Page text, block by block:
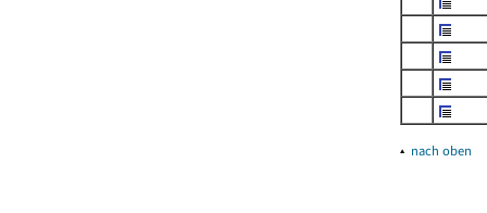
▴ nach oben